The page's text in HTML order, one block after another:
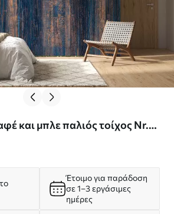
και μπλε παλιός τοίχος Nr.
Έτοιμο για παράδοση
σε 1–3 εργάσιμες
ημέρες